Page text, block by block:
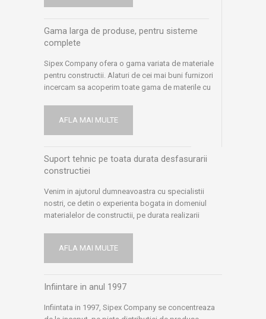
Avem parteneriate stranse cu cei mai buni furnizori:
Rigips Saint Gobain, Akzo Nobel, Brikston, Holcim,
ACO, Romstal.
Gama larga de produse, pentru sisteme
complete
Sipex Company ofera o gama variata de materiale
pentru constructii. Alaturi de cei mai buni furnizori
incercam sa acoperim toate gama de materile cu
sau ale micilor meseriasi ori clientilor finali. Suntem
mereu in cautare de noi produse si tehnologii
AFLA MAI MULTE
Suport tehnic pe toata durata desfasurarii
constructiei
Venim in ajutorul dumneavoastra cu specialistii
nostri, ce detin o experienta bogata in domeniul
materialelor de constructii, pe durata realizarii
constructiei, dar si ulterior. Comunicam cu experti in
domeniu: arhitecti, ingineri, furnizori si producatori,
a va ajuta in solutionarea problemelor intampinate si
pentru a va ajuta sa duceti la bun sfarsit lucrarile
AFLA MAI MULTE
Infiintare in anul 1997
Infiintata in 1997, Sipex Company se concentreaza